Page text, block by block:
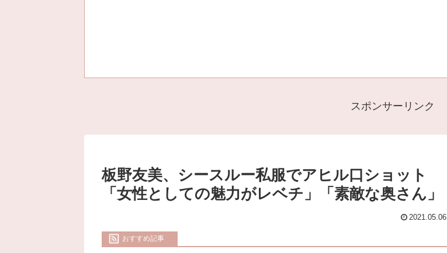
スポンサーリンク
板野友美、シースルー私服でアヒル口ショット
「女性としての魅力がレベチ」「素敵な奥さん」
2021.05.06
おすすめ記事